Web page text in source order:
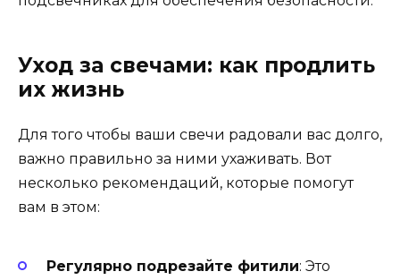
Уход за свечами: как продлить
их жизнь
Для того чтобы ваши свечи радовали вас долго,
важно правильно за ними ухаживать. Вот
несколько рекомендаций, которые помогут
вам в этом:
Регулярно подрезайте фитили: Это